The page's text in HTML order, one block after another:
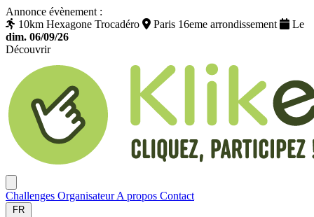
Annonce évènement :
10km Hexagone Trocadéro
Paris 16eme arrondissement
Le
dim. 06/09/26
Découvrir
Challenges OrganisateurA propos Contact
FR